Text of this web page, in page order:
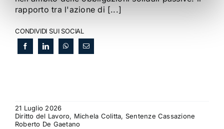
rapporto tra l'azione di [...]
CONDIVIDI SUI SOCIAL
21 Luglio 2026
Diritto del Lavoro, Michela Colitta, Sentenze Cassazione
Roberto De Gaetano